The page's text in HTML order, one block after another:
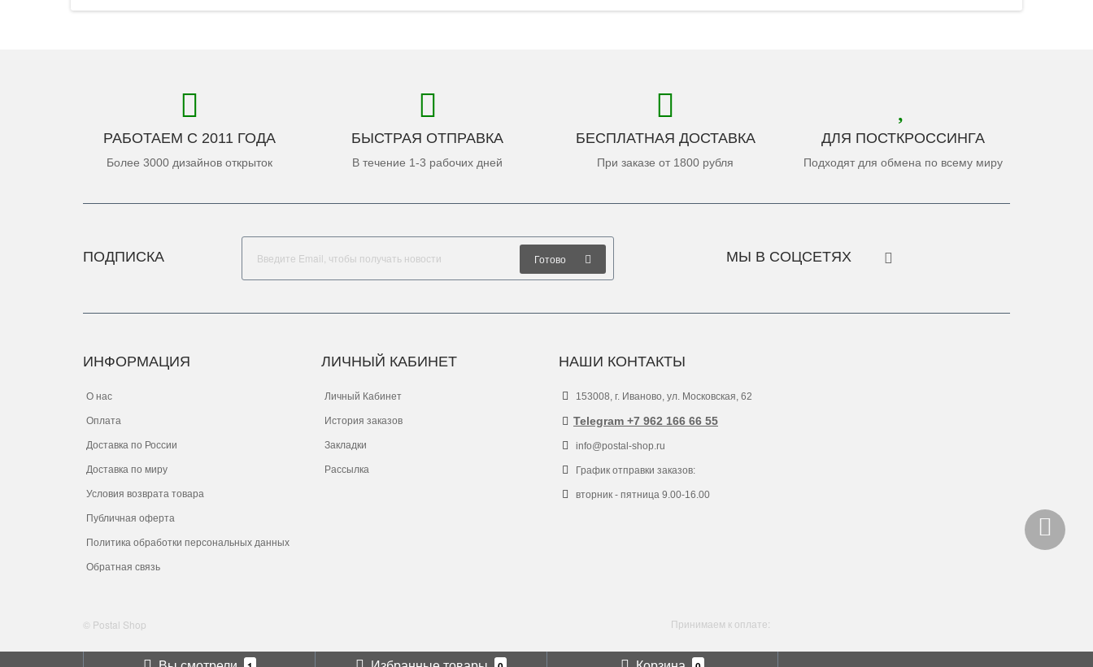
РАБОТАЕМ С 2011 ГОДА
Более 3000 дизайнов открыток
БЫСТРАЯ ОТПРАВКА
В течение 1-3 рабочих дней
БЕСПЛАТНАЯ ДОСТАВКА
При заказе от 1800 рубля
ДЛЯ ПОСТКРОССИНГА
Подходят для обмена по всему миру
ПОДПИСКА Готово МЫ В СОЦСЕТЯХ
ИНФОРМАЦИЯ
О нас
Оплата
Доставка по России
Доставка по миру
Условия возврата товара
Публичная оферта
Политика обработки персональных данных
Обратная связь
ЛИЧНЫЙ КАБИНЕТ
Личный Кабинет
История заказов
Закладки
Рассылка
НАШИ КОНТАКТЫ
153008, г. Иваново, ул. Московская, 62
Telegram +7 962 166 66 55
info@postal-shop.ru
График отправки заказов:
вторник - пятница 9.00-16.00
© Postal Shop Принимаем к оплате: